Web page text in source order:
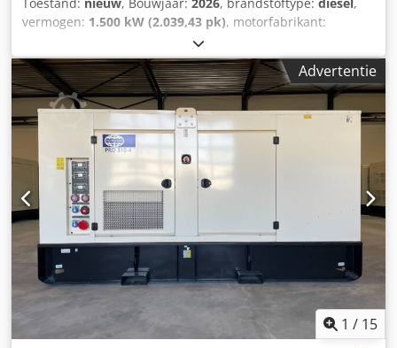
Toestand: nieuw, Bouwjaar: 2026, brandstoftype: diesel,
vermogen: 1.500 kW (2.039,43 pk), motorfabrikant:
, Toepassingsgebied: Bouw
Leeggewicht: 11.207 kg Generatorvermogen: 1.875 kVA
Laadruimte afmetingen: 526 x 219 x 245 cm CE-markering:
ja Dsdpjiziuuofx Acaskr Productieland: China Neem contact
op met het DPX-team voor meer informatie. = Verdere
opties en accessoires = - Accu - Bedieningspaneel - Tank
Advertentie
1 / 15